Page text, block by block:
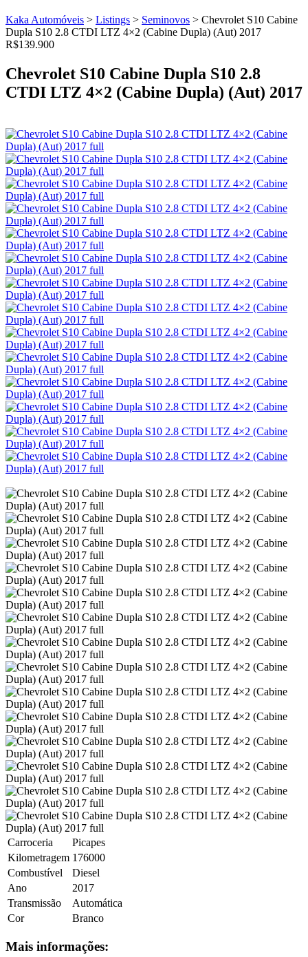
Kaka Automóveis > Listings > Seminovos > Chevrolet S10 Cabine
Dupla S10 2.8 CTDI LTZ 4×2 (Cabine Dupla) (Aut) 2017
R$139.900
Chevrolet S10 Cabine Dupla S10 2.8
CTDI LTZ 4×2 (Cabine Dupla) (Aut) 2017
Carroceria
Picapes
Kilometragem 176000
Combustível
Diesel
Ano
2017
Transmissão
Automática
Cor
Branco
Mais informações: